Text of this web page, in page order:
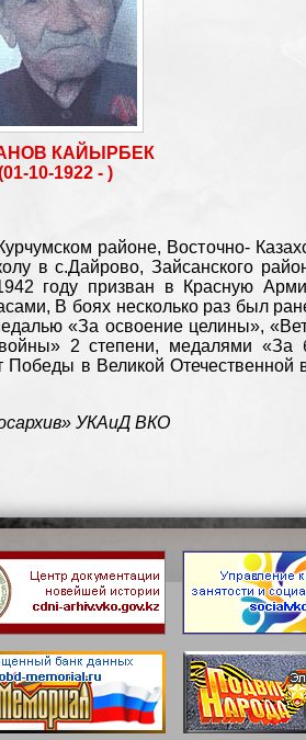
КАЙЫРБЕК
10-1922 - )
районе, Восточно-
в с.Дайрово, Зайсанского
году призван в Красную
В боях несколько раз был
«За освоение целины»,
2 степени, медалями «За
в Великой Отечественной
УКАиД ВКО